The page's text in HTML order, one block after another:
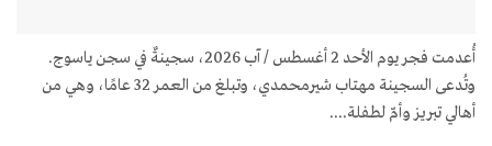
أُعدمت فجر يوم الأحد 2 أغسطس / آب 2026، سجينةٌ في سجن ياسوج.
وتُدعى السجينة مهتاب شيرمحمدي، وتبلغ من العمر 32 عامًا، وهي من
أهالي تبريز وأمّ لطفلة....